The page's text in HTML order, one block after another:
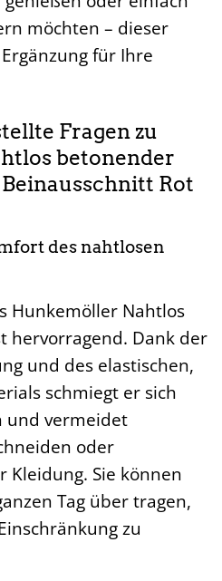
möchten – dieser
für Ihre
Fragen zu
betonender
Rot
des nahtlosen
Hunkemöller Nahtlos
hervorragend. Dank der
und des elastischen,
schmiegt er sich
und vermeidet
oder
Kleidung. Sie können
Tag über tragen,
zu